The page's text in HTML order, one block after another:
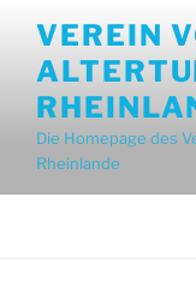
Inhalt
springen
VEREIN
Die Homepage des
Rheinlande